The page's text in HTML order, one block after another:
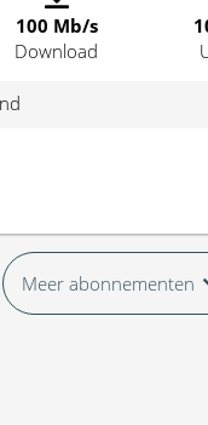
100 Mb/s
Download
Meer abonnementen